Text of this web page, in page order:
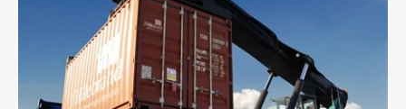
Транспорт:
Еврофура Тент от 5 до 10 тонн
грузоподъемность
от 10 000 руб. Возможен догруз